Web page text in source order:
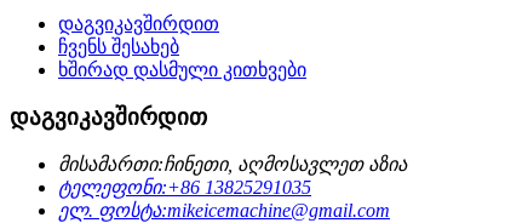
დაგვიკავშირდით
ჩვენს შესახებ
ხშირად დასმული კითხვები
დაგვიკავშირდით
მისამართი:ჩინეთი, აღმოსავლეთ აზია
ტელეფონი:+86 13825291035
ელ. ფოსტა:mikeicemachine@gmail.com